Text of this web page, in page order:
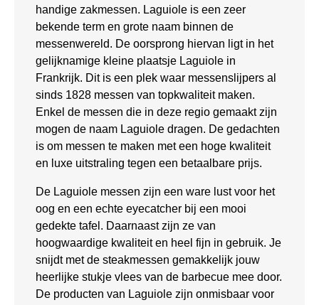
handige zakmessen. Laguiole is een zeer
bekende term en grote naam binnen de
messenwereld. De oorsprong hiervan ligt in het
gelijknamige kleine plaatsje Laguiole in
Frankrijk. Dit is een plek waar messenslijpers al
sinds 1828 messen van topkwaliteit maken.
Enkel de messen die in deze regio gemaakt zijn
mogen de naam Laguiole dragen. De gedachten
is om messen te maken met een hoge kwaliteit
en luxe uitstraling tegen een betaalbare prijs.
De Laguiole messen zijn een ware lust voor het
oog en een echte eyecatcher bij een mooi
gedekte tafel. Daarnaast zijn ze van
hoogwaardige kwaliteit en heel fijn in gebruik. Je
snijdt met de steakmessen gemakkelijk jouw
heerlijke stukje vlees van de barbecue mee door.
De producten van Laguiole zijn onmisbaar voor